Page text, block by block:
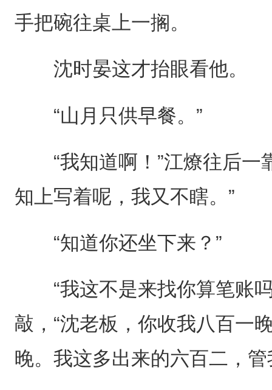
手把碗往桌上一搁。
沈时晏这才抬眼看他。
“山月只供早餐。”
“我知道啊！”江燎往后一
知上写着呢，我又不瞎。”
“知道你还坐下来？”
“我这不是来找你算笔账吗
敲，“沈老板，你收我八百一
晚。我这多出来的六百二，